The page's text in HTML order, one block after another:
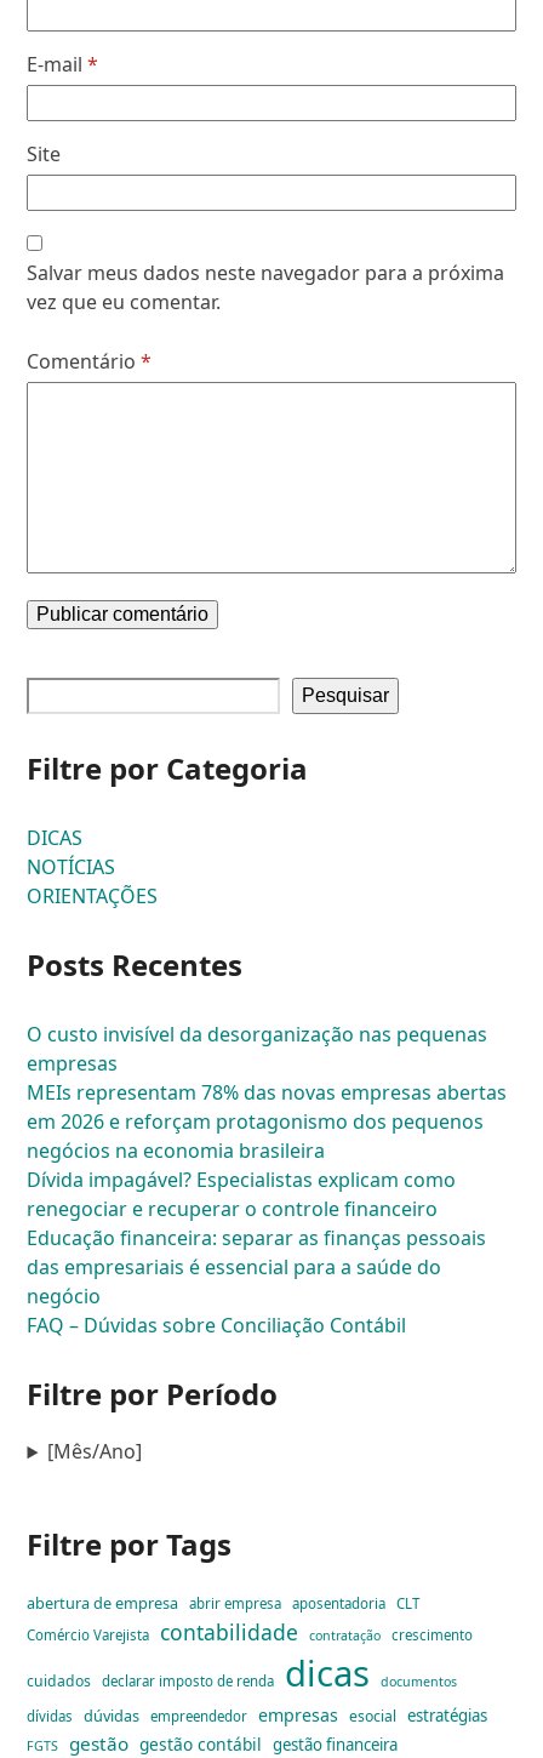
E-mail*
Site
Salvar meus dados neste navegador para a próxima
vez que eu comentar.
Comentário*
Pesquisar
Filtre por Categoria
DICAS
NOTÍCIAS
ORIENTAÇÕES
Posts Recentes
O custo invisível da desorganização nas pequenas
empresas
MEIs representam 78% das novas empresas abertas
em 2026 e reforçam protagonismo dos pequenos
negócios na economia brasileira
Dívida impagável? Especialistas explicam como
renegociar e recuperar o controle financeiro
Educação financeira: separar as finanças pessoais
das empresariais é essencial para a saúde do
negócio
FAQ – Dúvidas sobre Conciliação Contábil
Filtre por Período
[Mês/Ano]
Filtre por Tags
abertura de empresa abrir empresa aposentadoria
CLT
Comércio Varejista
contabilidade contratação crescimento
cuidados declarar imposto de renda dicas documentos
dívidas dúvidas empreendedor empresas esocial estratégias
FGTS gestão gestão contábil gestão financeira